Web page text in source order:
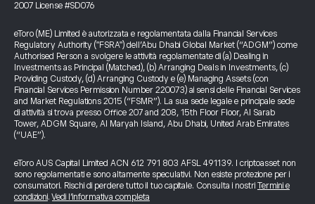
2007 License #SD076
eToro (ME) Limited è autorizzata e regolamentata dalla Financial Services
Regulatory Authority ("FSRA") dell’Abu Dhabi Global Market (“ADGM”) come
Authorised Person a svolgere le attività regolamentate di (a) Dealing in
Investments as Principal (Matched), (b) Arranging Deals in Investments, (c)
Providing Custody, (d) Arranging Custody e (e) Managing Assets (con
Financial Services Permission Number 220073) ai sensi delle Financial Services
and Market Regulations 2015 (“FSMR”). La sua sede legale e principale sede
di attività si trova presso Office 207 and 208, 15th Floor Floor, Al Sarab
Tower, ADGM Square, Al Maryah Island, Abu Dhabi, United Arab Emirates
(“UAE”).
eToro AUS Capital Limited ACN 612 791 803 AFSL 491139. I criptoasset non
sono regolamentati e sono altamente speculativi. Non esiste protezione per i
consumatori. Rischi di perdere tutto il tuo capitale. Consulta i nostri Termini e
condizioni.Vedi l’informativa completa